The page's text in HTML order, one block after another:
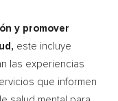
y promover
este incluye
las experiencias
que informen